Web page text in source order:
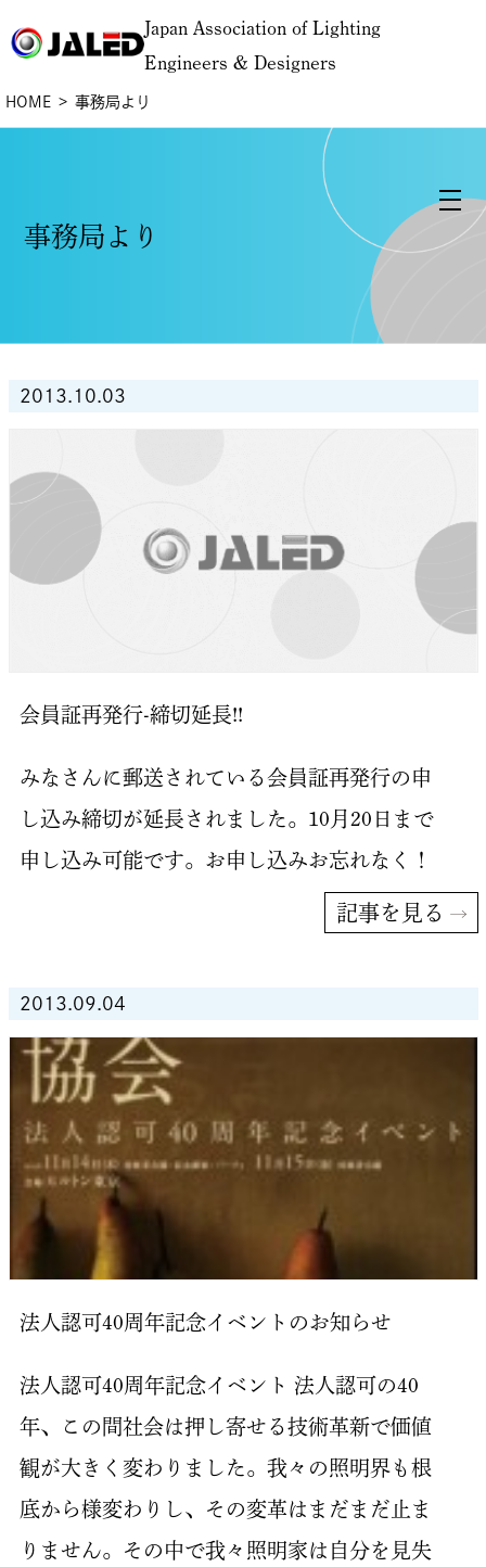
Japan Association of Lighting
Engineers & Designers
HOME 事務局より
事務局より
2013.10.03
会員証再発行-締切延長!!
みなさんに郵送されている会員証再発行の申
し込み締切が延長されました。10月20日まで
申し込み可能です。お申し込みお忘れなく！
記事を見る
2013.09.04
法人認可40周年記念イベントのお知らせ
法人認可40周年記念イベント 法人認可の40
年、この間社会は押し寄せる技術革新で価値
観が大きく変わりました。我々の照明界も根
底から様変わりし、その変革はまだまだ止ま
りません。その中で我々照明家は自分を見失